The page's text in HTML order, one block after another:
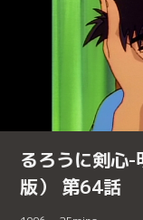
るろうに剣心
版） 第64話